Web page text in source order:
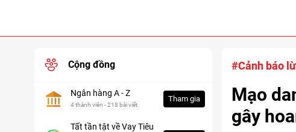
Cộng đồng
Ngân hàng A - Z
4 thành viên - 218 bài viết
Tham gia
Tất tần tật về Vay Tiêu
#Cảnh báo
Mạo
gây